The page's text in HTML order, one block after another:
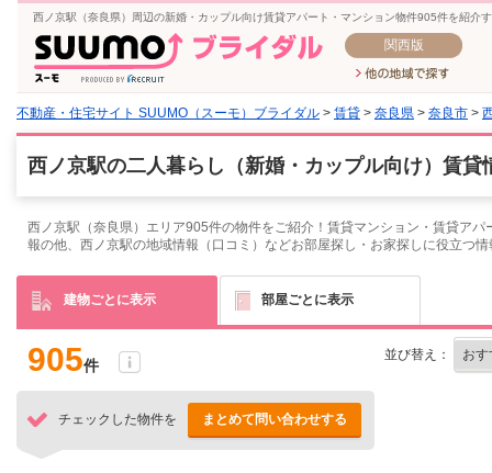
西ノ京駅（奈良県）周辺の新婚・カップル向け賃貸アパート・マンション物件905件を紹介
関西版
不動産・住宅サイト SUUMO（スーモ）ブライダル > 賃貸 > 奈良県 > 奈良市 >
西ノ京駅の二人暮らし（新婚・カップル向け）賃貸
西ノ京駅（奈良県）エリア905件の物件をご紹介！賃貸マンション・賃貸ア
報の他、西ノ京駅の地域情報（口コミ）などお部屋探し・お家探しに役立つ
建物ごとに表示 部屋ごとに表示
905件
並び替え：
チェックした物件を まとめて問い合わせする